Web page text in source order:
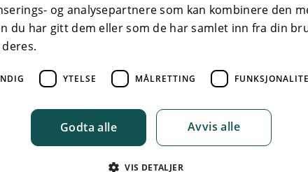
Uhell skjer ofte på
husk at vi er
siden
til å reparere
og analysepartnere som kan kombinere den
du har gitt dem eller som de har samlet inn fra din
YTELSE MÅLRETTING
Godta alle Avvis alle
VIS DETALJER